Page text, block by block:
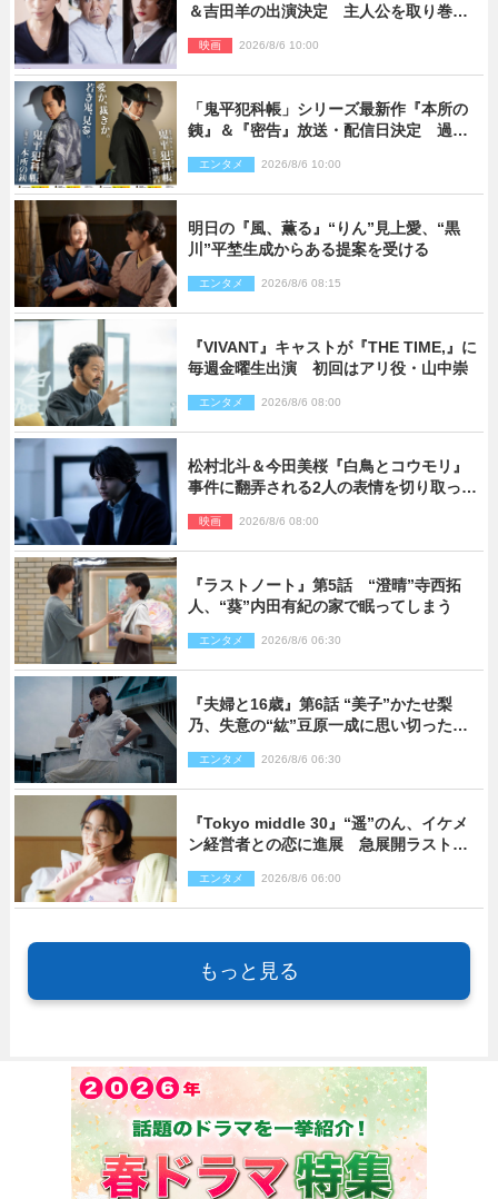
＆吉田羊の出演決定 主人公を取り巻く
映画 2026/8/6 10:00
「鬼平犯科帳」シリーズ最新作『本所の
銕』＆『密告』放送・配信日決定 過去
エンタメ 2026/8/6 10:00
明日の『風、薫る』“りん”見上愛、“黒
川”平埜生成からある提案を受ける
エンタメ 2026/8/6 08:15
『VIVANT』キャストが『THE TIME,』に
毎週金曜生出演 初回はアリ役・山中崇
エンタメ 2026/8/6 08:00
松村北斗＆今田美桜『白鳥とコウモリ』
事件に翻弄される2人の表情を切り取った
映画 2026/8/6 08:00
『ラストノート』第5話 “澄晴”寺西拓
人、“葵”内田有紀の家で眠ってしまう
エンタメ 2026/8/6 06:30
『夫婦と16歳』第6話 “美子”かたせ梨
乃、失意の“紘”豆原一成に思い切ったプ
エンタメ 2026/8/6 06:30
『Tokyo middle 30』“遥”のん、イケメ
ン経営者との恋に進展 急展開ラストに
エンタメ 2026/8/6 06:00
もっと見る